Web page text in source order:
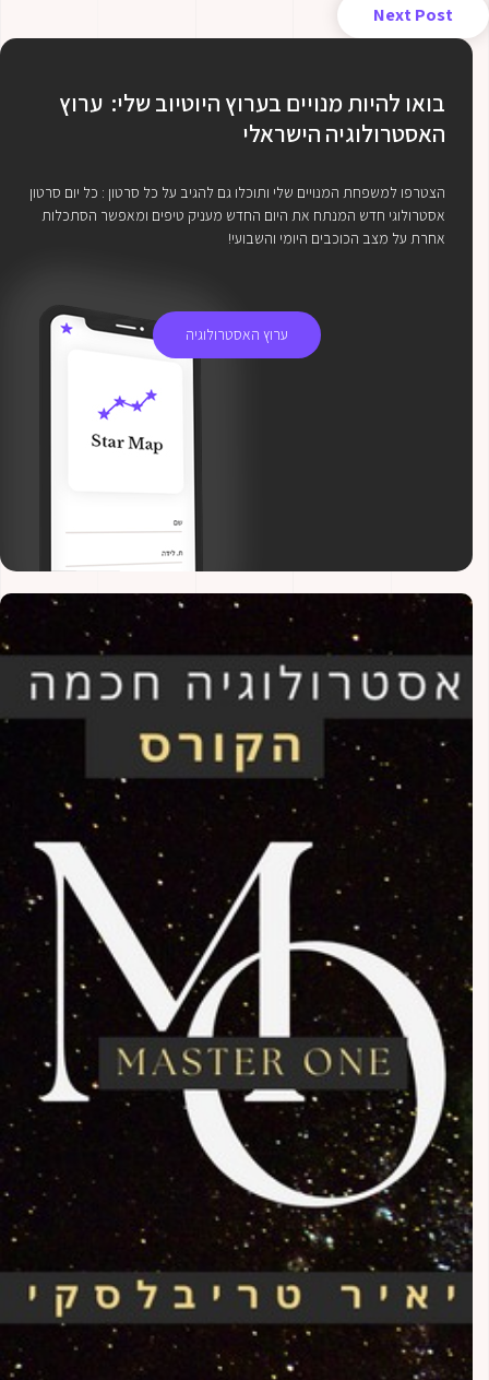
Next Post
בואו להיות מנויים בערוץ היוטיוב שלי: ערוץ
האסטרולוגיה הישראלי
הצטרפו למשפחת המנויים שלי ותוכלו גם להגיב על כל סרטון : כל יום סרטון
אסטרולוגי חדש המנתח את היום החדש מעניק טיפים ומאפשר הסתכלות
אחרת על מצב הכוכבים היומי והשבועי!
ערוץ האסטרולוגיה